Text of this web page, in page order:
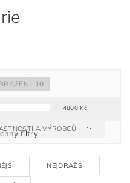
4800 Kč
10
A VÝROBCŮ
filtry
NEJDRAŽŠÍ